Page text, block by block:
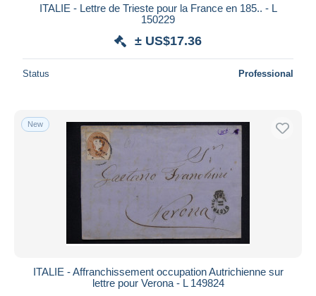
ITALIE - Lettre de Trieste pour la France en 185.. - L
150229
± US$17.36
Status Professional
New
ITALIE - Affranchissement occupation Autrichienne sur
lettre pour Verona - L 149824